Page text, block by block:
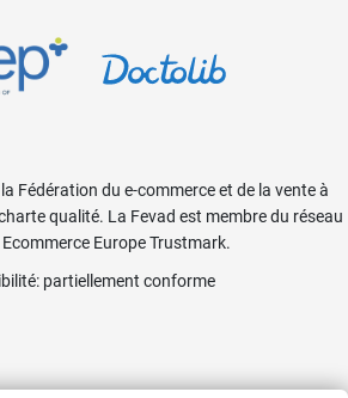
Fédération du e-commerce et de la vente à
qualité. La Fevad est membre du réseau
Europe Trustmark.
: partiellement conforme